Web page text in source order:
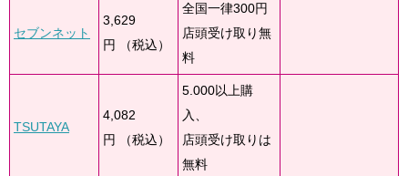
セブンネット
3,629
円 （税込）
全国一律300円
店頭受け取り無
料
TSUTAYA
4,082
円 （税込）
5.000以上購
入、
店頭受け取りは
無料